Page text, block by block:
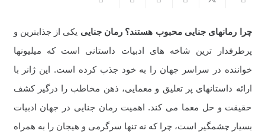
چرا رمانهای جنایی محبوب هستند؟ رمان جنایی یکی از جذابترین و
پرطرفدار ترین شاخه های ادبیات داستانی است که میلیونها
خواننده در سراسر جهان را به خود جذب کرده است. این ژانر با
ارائه داستانهای پر تعلیق و معمایی، ذهن مخاطب را درگیر کشف
حقیقت و حل معما می کند. اهمیت رمان جنایی در جهان ادبیات
بسیار چشمگیر است، چرا که نه تنها سرگرمی و هیجان را به همراه